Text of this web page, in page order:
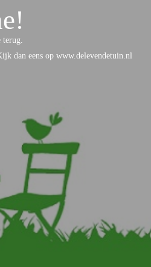
terug.
dan eens op www.delevendetuin.nl